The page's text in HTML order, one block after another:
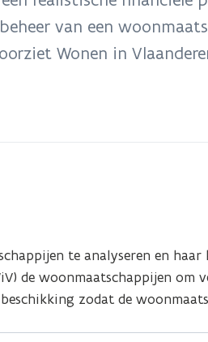
van een
Wonen in
te analyseren en
de woonmaatschappijen om
zodat de